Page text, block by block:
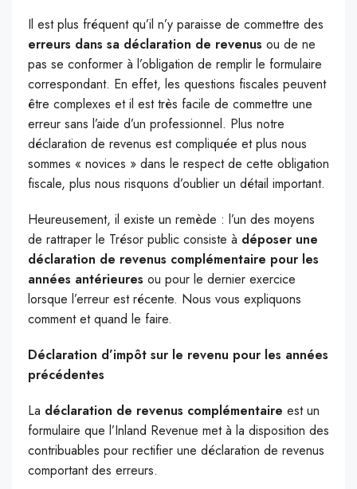
Il est plus fréquent qu’il n’y paraisse de commettre des
erreurs dans sa déclaration de revenus ou de ne
pas se conformer à l’obligation de remplir le formulaire
correspondant. En effet, les questions fiscales peuvent
être complexes et il est très facile de commettre une
erreur sans l’aide d’un professionnel. Plus notre
déclaration de revenus est compliquée et plus nous
sommes « novices » dans le respect de cette obligation
fiscale, plus nous risquons d’oublier un détail important.
Heureusement, il existe un remède : l’un des moyens
de rattraper le Trésor public consiste à déposer une
déclaration de revenus complémentaire pour les
années antérieures ou pour le dernier exercice
lorsque l’erreur est récente. Nous vous expliquons
comment et quand le faire.
Déclaration d’impôt sur le revenu pour les années
précédentes
La déclaration de revenus complémentaire est un
formulaire que l’Inland Revenue met à la disposition des
contribuables pour rectifier une déclaration de revenus
comportant des erreurs.